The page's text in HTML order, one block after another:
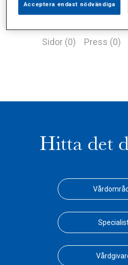
Sidor (0) Press (0)
Hitta det
Acceptera endast nödvändiga